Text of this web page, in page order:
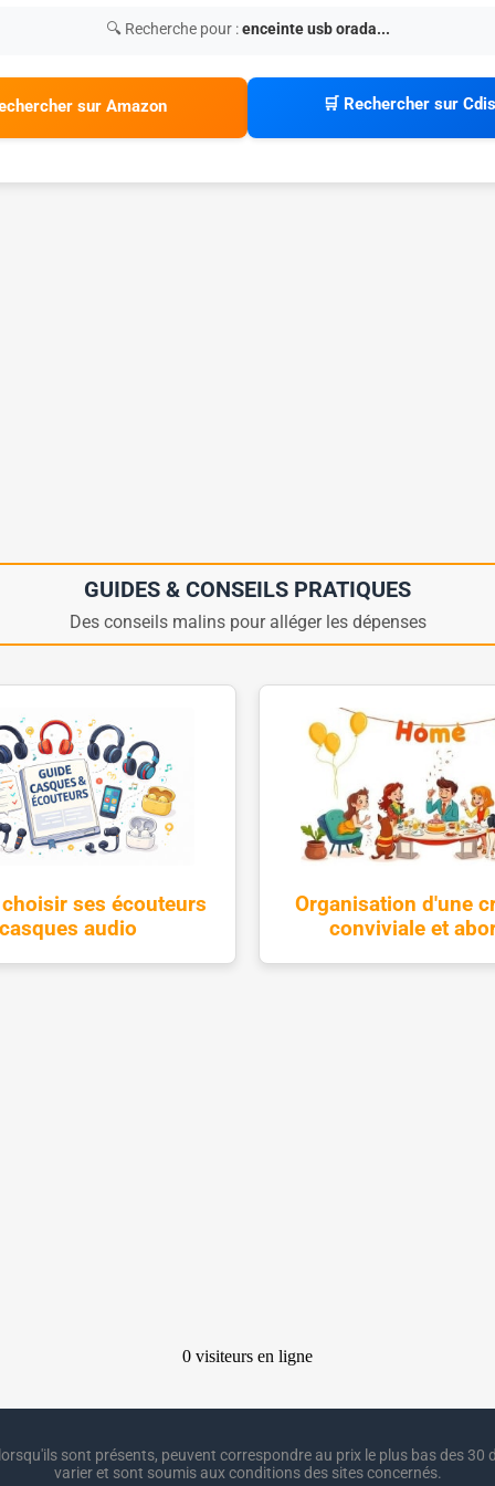
🔍 Recherche pour :enceinte usb orada...
sur Amazon 🛒 Rechercher sur
GUIDES & CONSEILS PRATIQUES
Des conseils malins pour alléger les dépenses
ses écouteurs
audio
Organisation d'une
conviviale et
sont présents, peuvent correspondre au prix le plus bas des 30
varier et sont soumis aux conditions des sites concernés.